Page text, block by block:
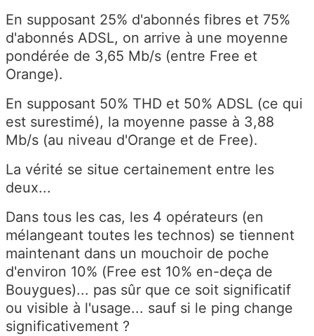
En supposant 25% d'abonnés fibres et 75%
d'abonnés ADSL, on arrive à une moyenne
pondérée de 3,65 Mb/s (entre Free et
Orange).
En supposant 50% THD et 50% ADSL (ce qui
est surestimé), la moyenne passe à 3,88
Mb/s (au niveau d'Orange et de Free).
La vérité se situe certainement entre les
deux...
Dans tous les cas, les 4 opérateurs (en
mélangeant toutes les technos) se tiennent
maintenant dans un mouchoir de poche
d'environ 10% (Free est 10% en-deça de
Bouygues)... pas sûr que ce soit significatif
ou visible à l'usage... sauf si le ping change
significativement ?